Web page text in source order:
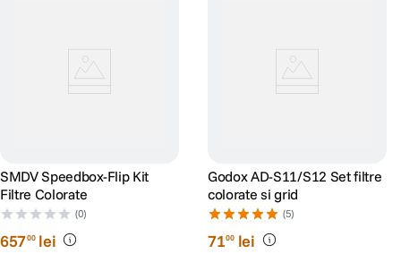
SMDV Speedbox-Flip Kit
Filtre Colorate
(0)
65700 lei
Godox AD-S11/S12 Set filtre
colorate si grid
(5)
7100 lei